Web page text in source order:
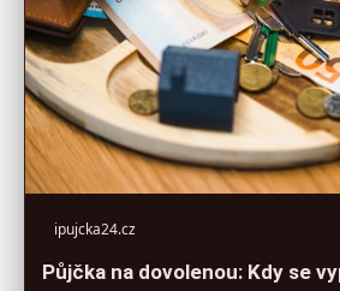
ipujcka24.cz
Půjčka na dovolenou: Kdy se